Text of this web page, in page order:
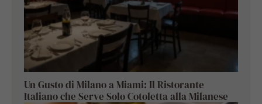
Un Gusto di Milano a Miami: Il Ristorante
Italiano che Serve Solo Cotoletta alla Milanese